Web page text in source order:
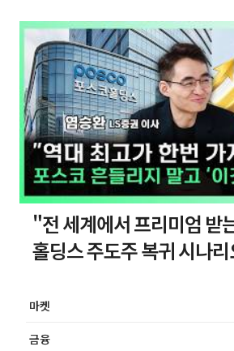
"전 세계에서 프리미엄 받
홀딩스 주도주 복귀 시나
마켓
금융